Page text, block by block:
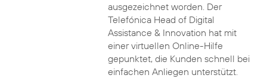
ausgezeichnet worden. Der
Telefónica Head of Digital
Assistance & Innovation hat mit
einer virtuellen Online-Hilfe
gepunktet, die Kunden schnell bei
einfachen Anliegen unterstützt.